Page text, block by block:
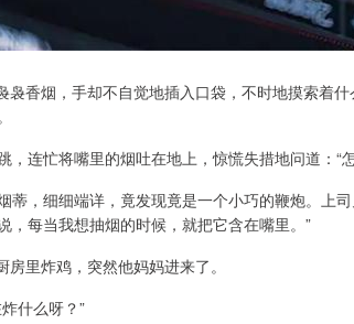
袅香烟，手却不自觉地插入口袋，不时地摸索着
，连忙将嘴里的烟吐在地上，惊慌失措地问道：“
蒂，细细端详，竟发现竟是一个小巧的鞭炮。上
，每当我想抽烟的时候，就把它含在嘴里。”
里炸鸡，突然他妈妈进来了。
什么呀？”
指数 3940.04 39.68 1.02%